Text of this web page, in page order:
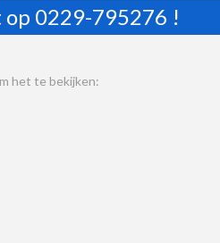
op 0229-795276 !
het te bekijken: